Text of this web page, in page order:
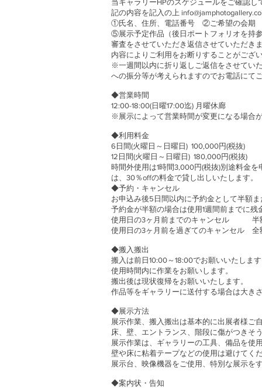
当ギャラリーHPのスケジュールをご確認
記の内容を記入の上
①氏名、住所、電話番号 ②ご希望の会
⑤展示予定作品（後日ポートフォリオを持
審査をさせていただき返信させていただき
内容によりご利用をお断りすることがござ
※一週間以内に折り返しご返信をさせてい
への振分等が考えられますのでお電話にて
◆営業時間
12:00-18:00(日曜17:00迄) 月曜休廊
※展示によって営業時間が変更になる場合
◆利用料金
6日間(火曜日～日曜日) 100,000円(税抜)
12日間(火曜日～日曜日) 180,000円(税抜)
時間外使用は1時間3,000円(税抜)別途料金
は、30％offの料金で貸し出しいたします。
◆予約・キャンセル
お申込み後5日間以内に予約金として半額
予約金が半額の場合は使用1週間前までに残
使用日の3ヶ月前までのキャンセル 半
使用日の3ヶ月前を過ぎてのキャンセル 全
◆搬入搬出
搬入は前日10:00～18:00でお願いいたしま
使用時間内に作業をお願いします。
搬出後は現状復帰をお願いいたします。
作品等をギャラリーに送付する場合は大き
◆展示方法
展示作業、搬入搬出は基本的に出展者様ご
床、壁、エントランス、階段に傷がつきそ
展示作業は、ギャラリーの工具、備品を使
壁や床に粘着テープなどの使用は避けてく
展示台、映像機器をご使用、特別な展示を
◆案内状・告知